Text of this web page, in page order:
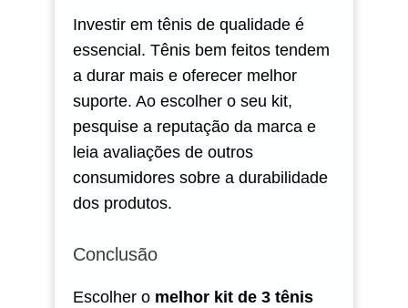
Investir em tênis de qualidade é
essencial. Tênis bem feitos tendem
a durar mais e oferecer melhor
suporte. Ao escolher o seu kit,
pesquise a reputação da marca e
leia avaliações de outros
consumidores sobre a durabilidade
dos produtos.
Conclusão
Escolher o melhor kit de 3 tênis